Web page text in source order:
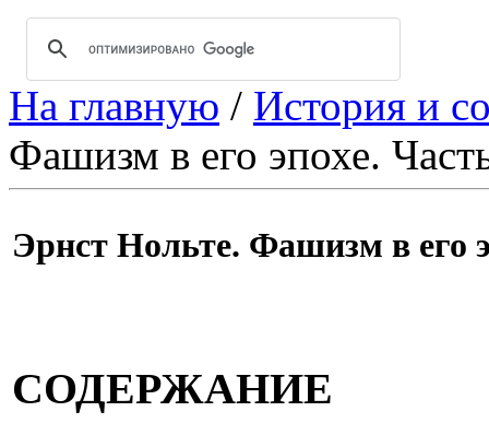
На главную / История и
Фашизм в его эпохе.
Эрнст Нольте. Фашизм в его
СОДЕРЖАНИЕ